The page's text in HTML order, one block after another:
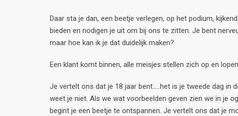
Daar sta je dan, een beetje verlegen, op het podium,
bieden en nodigen je uit om bij ons te zitten. Je bent
maar hoe kan ik je dat duidelijk maken?
Een klant komt binnen, alle meisjes stellen zich op en
Je vertelt ons dat je 18 jaar bent.....het is je tweede dag in
weet je niet. Als we wat voorbeelden geven zien we in je
begint je een beetje te ontspannen. Je vertelt ons dat je